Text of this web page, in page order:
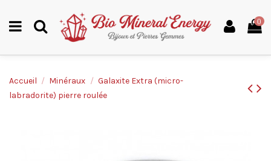
0
Accueil Minéraux
Galaxite Extra (micro-
labradorite) pierre roulée